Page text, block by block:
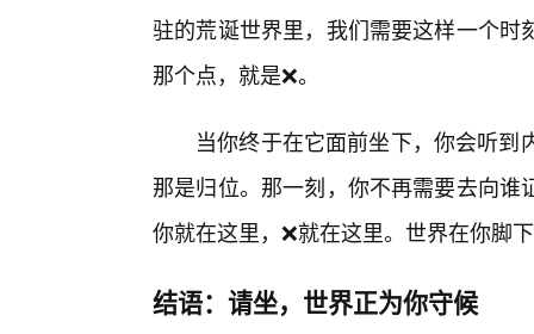
驻的荒诞世界里，我们需要这样一个
那个点，就是❌。
当你终于在它面前坐下，你会听
那是归位。那一刻，你不再需要去向
你就在这里，❌就在这里。世界在你脚
结语：请坐，世界正为你守候